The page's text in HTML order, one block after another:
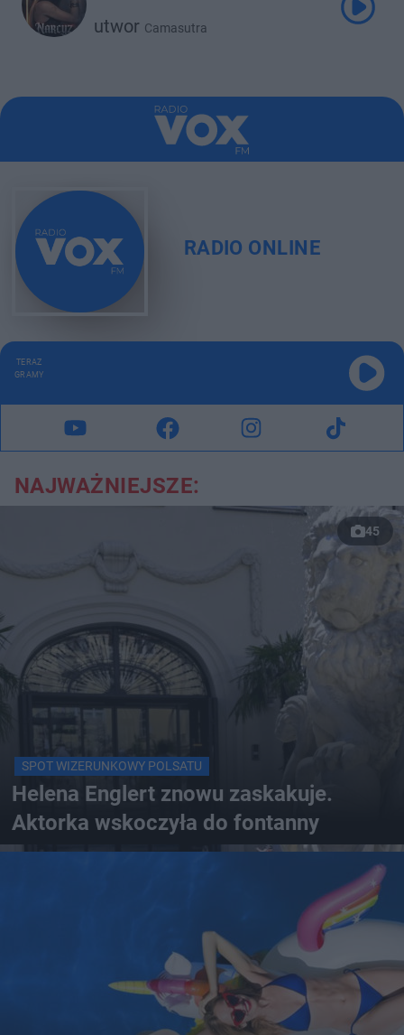
utwor Camasutra
RADIO ONLINE
TERAZ
GRAMY
NAJWAŻNIEJSZE:
45
SPOT WIZERUNKOWY POLSATU
Helena Englert znowu zaskakuje.
Aktorka wskoczyła do fontanny